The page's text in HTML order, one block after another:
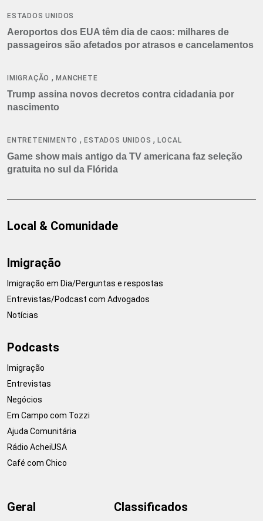
ESTADOS UNIDOS
Aeroportos dos EUA têm dia de caos: milhares de
passageiros são afetados por atrasos e cancelamentos
IMIGRAÇÃO ,MANCHETE
Trump assina novos decretos contra cidadania por
nascimento
ENTRETENIMENTO ,ESTADOS UNIDOS ,LOCAL
Game show mais antigo da TV americana faz seleção
gratuita no sul da Flórida
Local & Comunidade
Imigração
Imigração em Dia/Perguntas e respostas
Entrevistas/Podcast com Advogados
Notícias
Podcasts
Imigração
Entrevistas
Negócios
Em Campo com Tozzi
Ajuda Comunitária
Rádio AcheiUSA
Café com Chico
Geral Classificados